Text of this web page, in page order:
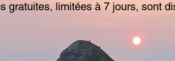
gratuites, limitées à 7 jours, sont